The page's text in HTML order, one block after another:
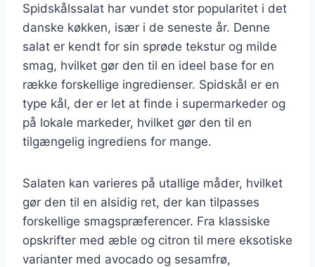
Spidskålssalat har vundet stor popularitet i det
danske køkken, især i de seneste år. Denne
salat er kendt for sin sprøde tekstur og milde
smag, hvilket gør den til en ideel base for en
række forskellige ingredienser. Spidskål er en
type kål, der er let at finde i supermarkeder og
på lokale markeder, hvilket gør den til en
tilgængelig ingrediens for mange.
Salaten kan varieres på utallige måder, hvilket
gør den til en alsidig ret, der kan tilpasses
forskellige smagspræferencer. Fra klassiske
opskrifter med æble og citron til mere eksotiske
varianter med avocado og sesamfrø,